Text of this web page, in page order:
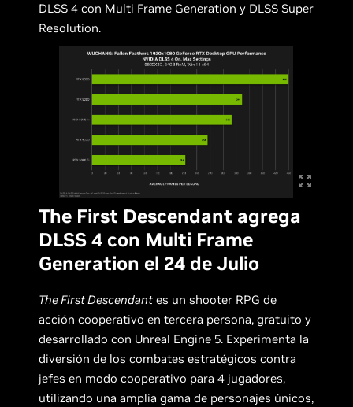
DLSS 4 con Multi Frame Generation y DLSS Super
Resolution.
The First Descendant agrega
DLSS 4 con Multi Frame
Generation el 24 de Julio
The First Descendant es un shooter RPG de
acción cooperativo en tercera persona, gratuito y
desarrollado con Unreal Engine 5. Experimenta la
diversión de los combates estratégicos contra
jefes en modo cooperativo para 4 jugadores,
utilizando una amplia gama de personajes únicos,